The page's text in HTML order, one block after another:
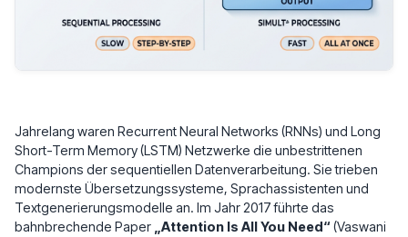
Jahrelang waren Recurrent Neural Networks (RNNs) und Long
Short-Term Memory (LSTM) Netzwerke die unbestrittenen
Champions der sequentiellen Datenverarbeitung. Sie trieben
modernste Übersetzungssysteme, Sprachassistenten und
Textgenerierungsmodelle an. Im Jahr 2017 führte das
bahnbrechende Paper
„Attention Is All You Need“ (Vaswani